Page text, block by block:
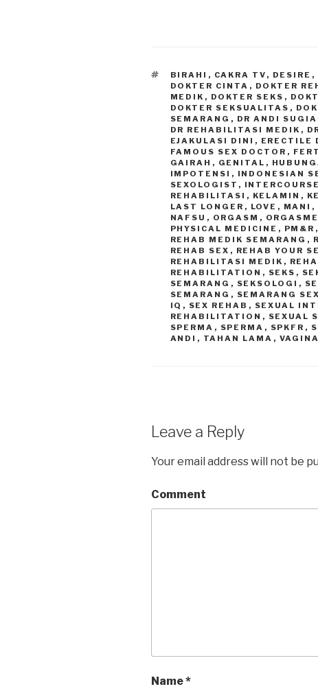
TAGS
BIRAHI , CAKRA TV , DESIRE ,
DOKTER CINTA , DOKTER
MEDIK , DOKTER SEKS ,
DOKTER SEKSUALITAS ,
SEMARANG , DR ANDI
DR REHABILITASI MEDIK ,
EJAKULASI DINI , ERECTILE
FAMOUS SEX DOCTOR ,
GAIRAH , GENITAL ,
IMPOTENSI , INDONESIAN
SEXOLOGIST , INTERCOURSE
REHABILITASI , KELAMIN ,
LAST LONGER , LOVE , MANI ,
NAFSU , ORGASM , ORGASME
PHYSICAL MEDICINE , PM&R ,
REHAB MEDIK SEMARANG ,
REHAB SEX , REHAB YOUR
REHABILITASI MEDIK ,
REHABILITATION , SEKS ,
SEMARANG , SEKSOLOGI ,
SEMARANG , SEMARANG
IQ , SEX REHAB , SEXUAL
REHABILITATION , SEXUAL
SPERMA , SPERMA , SPKFR ,
ANDI , TAHAN LAMA , VAGINA
Leave a Reply
Your email address will not be
Comment
Name*